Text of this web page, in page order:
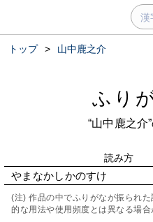
トップ > 山中鹿之介
ふり
“山中鹿之介
読み方
やまなかしかのすけ
(注) 作品の中でふりがなが振られ
的な用法や使用頻度とは異なる場合